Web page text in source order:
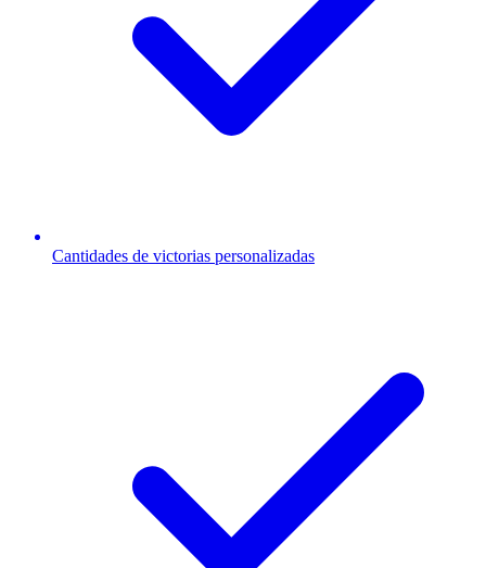
Cantidades de victorias personalizadas